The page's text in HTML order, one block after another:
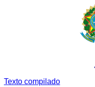
Texto compilado